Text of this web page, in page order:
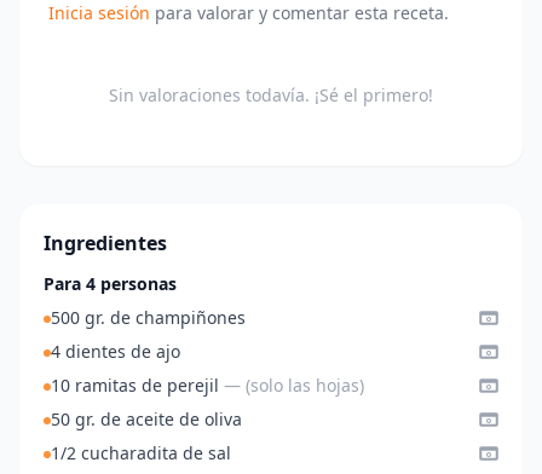
Inicia sesión para valorar y comentar esta receta.
Sin valoraciones todavía. ¡Sé el primero!
Ingredientes
Para 4 personas
500 gr. de champiñones
4 dientes de ajo
10 ramitas de perejil — (solo las hojas)
50 gr. de aceite de oliva
1/2 cucharadita de sal